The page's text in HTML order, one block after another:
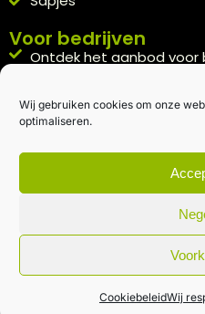
Wij gebruiken cookies om onze
optimaliseren.
CookiebeleidWij
Voor bedrijven
Ontdek het aanbod voor
Kennismakingspakket
Blijft op de hoogte
Rechtstreeks van het veld
Inschrijven nieuwsbrief
Algemene voorwaarden|